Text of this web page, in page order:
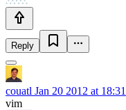
Reply
couatl Jan 20 2012 at 18:31
vim